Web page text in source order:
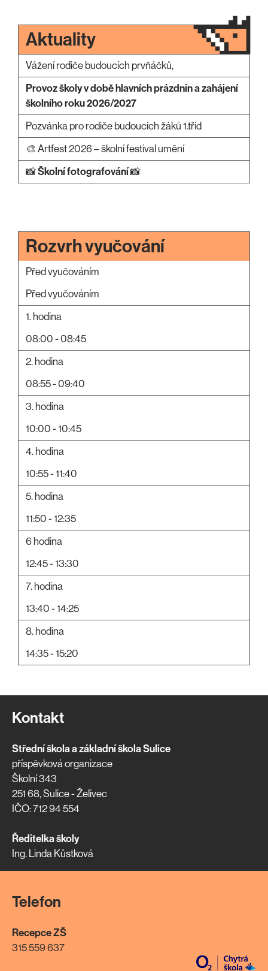
Aktuality
Vážení rodiče budoucích prvňáčků,
Provoz školy v době hlavních prázdnin a zahájení
školního roku 2026/2027
Pozvánka pro rodiče budoucích žáků 1.tříd
🎨 Artfest 2026 – školní festival umění
📸Školní fotografování📸
Rozvrh vyučování
Před vyučováním
Před vyučováním
1. hodina
08:00 - 08:45
2. hodina
08:55 - 09:40
3. hodina
10:00 - 10:45
4. hodina
10:55 - 11:40
5. hodina
11:50 - 12:35
6 hodina
12:45 - 13:30
7. hodina
13:40 - 14:25
8. hodina
14:35 - 15:20
Kontakt
Střední škola a základní škola Sulice
příspěvková organizace
Školní 343
251 68, Sulice - Želivec
IČO: 712 94 554
Ředitelka školy
Ing. Linda Kůstková
Telefon
Recepce ZŠ
315 559 637